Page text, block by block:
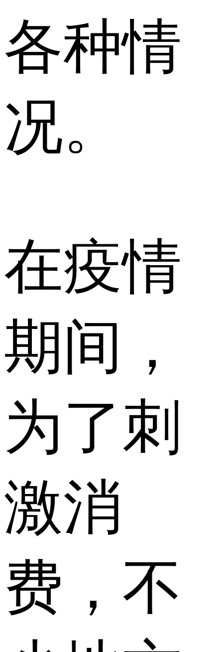
各种情
况。
在疫情
期间，
为了刺
激消
费，不